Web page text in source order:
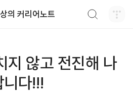
의 커리어노트
지 않고 전진해 나
다!!!